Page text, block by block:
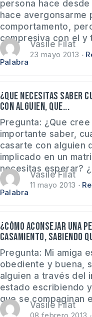
persona hace desde
hace avergonsarme
comportamento,
compresiva con el y
Vasile Filat
23 mayo 2013
Palabra
¿Que necesitas saber
con alguien, que...
Pregunta: ¿Que
importante saber,
casarte con alguien
implicado en un
necesitas esperar?
Vasile Filat
11 mayo 2013
Palabra
¿Cómo aconsejar una
casamiento, sabiendo
Pregunta: Mi amiga
obediente y buena,
alguien a través del
estado escribiendo
que se compaginan
Vasile Filat